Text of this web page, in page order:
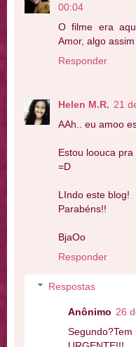
00:04
O filme era
Amor, algo
Responder
Helen M.R. 21
AAh.. eu amoo
Estou loouca
=D
LIndo este blog!
Parabéns!!
BjaOo
Responder
Respostas
Anônimo 26